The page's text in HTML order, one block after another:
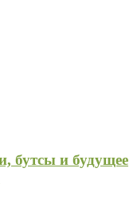
бутсы и будущее